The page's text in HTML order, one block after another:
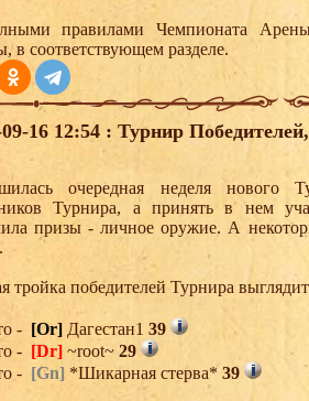
правилами Чемпионата
в соответствующем разделе.
09-16 12:54 : Турнир
очередная неделя нового
Турнира, а принять в нем
призы - личное оружие. А
тройка победителей Турнира
- [Or] Дагестан1 39
- [Dr] ~root~ 29
- [Gn] *Шикарная стерва* 39